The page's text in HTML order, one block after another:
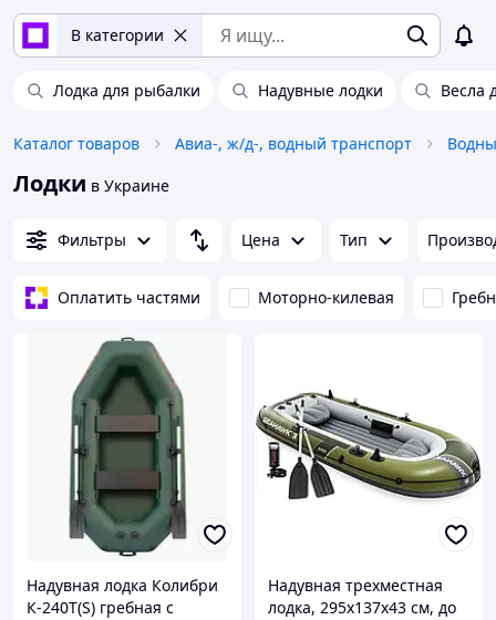
В категории
Лодка для рыбалки Надувные лодки Весла
Каталог товаров Авиа-, ж/д-, водный транспорт
Лодки в Украине
Фильтры Цена Тип
Оплатить частями Моторно-килевая
Надувная лодка Колибри
К-240T(S) гребная с
Надувная трехместная
лодка, 295х137х43 см, до